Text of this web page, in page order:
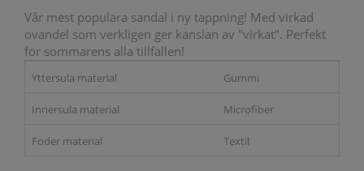
Vår mest populära sandal i ny tappning! Med virkad
ovandel som verkligen ger känslan av "virkat". Perfekt
för sommarens alla tillfällen!
Yttersula material Gummi
Innersula material Microfiber
Foder material Textil